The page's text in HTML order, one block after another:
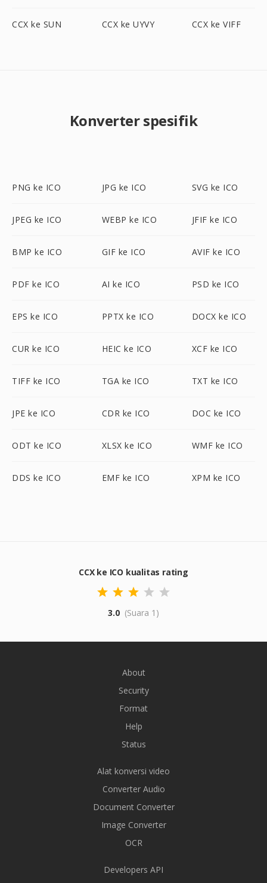
CCX ke SUN CCX ke UYVY CCX ke VIFF
Konverter spesifik
PNG ke ICO JPG ke ICO SVG ke ICO
JPEG ke ICO WEBP ke ICO JFIF ke ICO
BMP ke ICO GIF ke ICO AVIF ke ICO
PDF ke ICO AI ke ICO PSD ke ICO
EPS ke ICO PPTX ke ICO DOCX ke ICO
CUR ke ICO HEIC ke ICO XCF ke ICO
TIFF ke ICO TGA ke ICO TXT ke ICO
JPE ke ICO CDR ke ICO DOC ke ICO
ODT ke ICO XLSX ke ICO WMF ke ICO
DDS ke ICO EMF ke ICO XPM ke ICO
CCX ke ICO kualitas rating
3.0 (Suara 1)
About
Security
Format
Help
Status
Alat konversi video
Converter Audio
Document Converter
Image Converter
OCR
Developers API